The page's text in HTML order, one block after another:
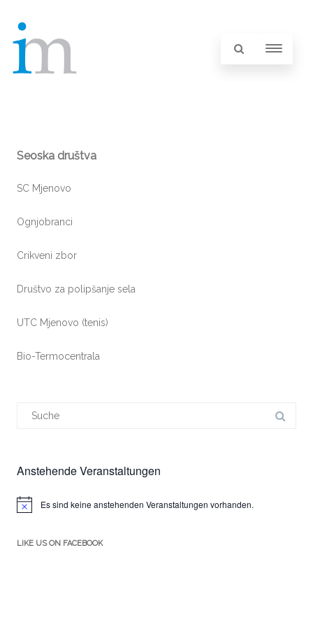
Seoska društva
SC Mjenovo
Ognjobranci
Crikveni zbor
Društvo za polipšanje sela
UTC Mjenovo (tenis)
Bio-Termocentrala
Anstehende Veranstaltungen
HinweisEs sind keine anstehenden Veranstaltungen vorhanden.
LIKE US ON FACEBOOK